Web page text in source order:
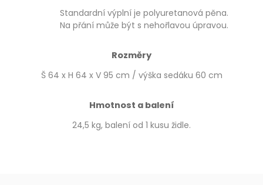
Standardní výplní je polyuretanová pěna.
Na přání může být s nehořlavou úpravou.
Rozměry
Š 64 x H 64 x V 95 cm / výška sedáku 60 cm
Hmotnost a balení
24,5 kg, balení od 1 kusu židle.